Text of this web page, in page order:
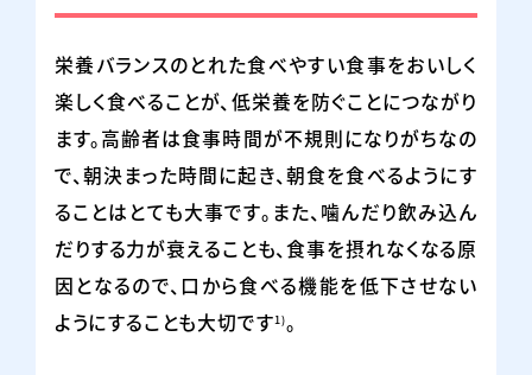
栄養バランスのとれた食べやすい食事をおいしく
楽しく食べることが、低栄養を防ぐことにつながり
ます。高齢者は食事時間が不規則になりがちなの
で、朝決まった時間に起き、朝食を食べるようにす
ることはとても大事です。また、噛んだり飲み込ん
だりする力が衰えることも、食事を摂れなくなる原
因となるので、口から食べる機能を低下させない
ようにすることも大切です1)。